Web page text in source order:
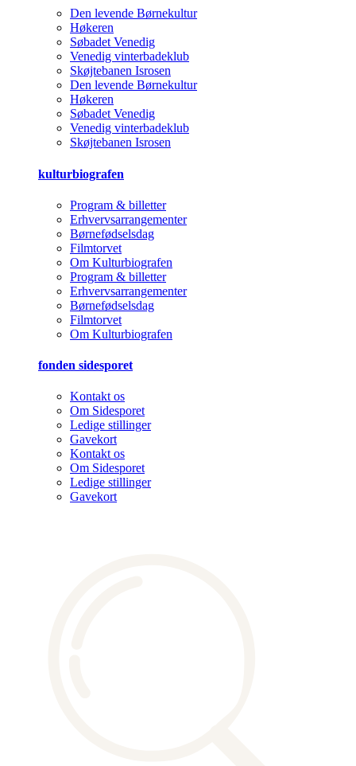
Den levende Børnekultur
Høkeren
Søbadet Venedig
Venedig vinterbadeklub
Skøjtebanen Isrosen
Den levende Børnekultur
Høkeren
Søbadet Venedig
Venedig vinterbadeklub
Skøjtebanen Isrosen
kulturbiografen
Program & billetter
Erhvervsarrangementer
Børnefødselsdag
Filmtorvet
Om Kulturbiografen
Program & billetter
Erhvervsarrangementer
Børnefødselsdag
Filmtorvet
Om Kulturbiografen
fonden sidesporet
Kontakt os
Om Sidesporet
Ledige stillinger
Gavekort
Kontakt os
Om Sidesporet
Ledige stillinger
Gavekort